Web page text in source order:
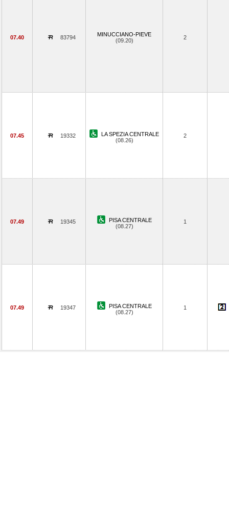
07.40 83794
MINUCCIANO-PIEVE
(09.20)
2
07.45 19332
LA SPEZIA CENTRALE
(08.26)
2
07.49 19345
PISA CENTRALE
(08.27)
1
07.49 19347
PISA CENTRALE
(08.27)
1